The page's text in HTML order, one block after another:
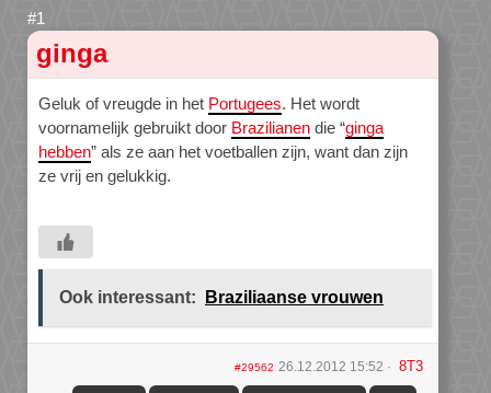
ginga
Geluk of vreugde in het Portugees. Het wordt
voornamelijk gebruikt door Brazilianen die “ginga
hebben” als ze aan het voetballen zijn, want dan zijn
ze vrij en gelukkig.
Ook interessant: Braziliaanse vrouwen
#29562 26.12.2012 15:52 8T3